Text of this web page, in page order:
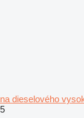
na dieselového
5